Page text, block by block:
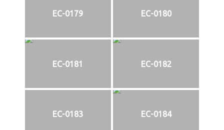
EC-0179 EC-0180
EC-0181 EC-0182
EC-0183 EC-0184